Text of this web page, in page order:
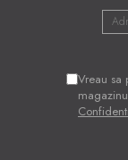
Vreau sa